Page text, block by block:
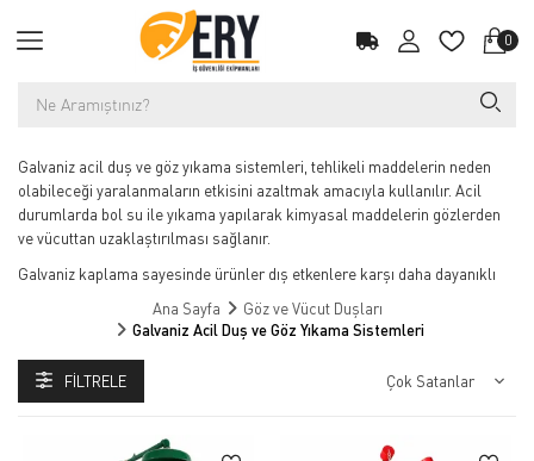
0
Galvaniz acil duş ve göz yıkama sistemleri, tehlikeli maddelerin neden
olabileceği yaralanmaların etkisini azaltmak amacıyla kullanılır. Acil
durumlarda bol su ile yıkama yapılarak kimyasal maddelerin gözlerden
ve vücuttan uzaklaştırılması sağlanır.
Galvaniz kaplama sayesinde ürünler dış etkenlere karşı daha dayanıklı
hale gelir. Özellikle kapalı alanlarda ve endüstriyel tesislerde ekonomik
ve uzun ömürlü bir çözüm olarak tercih edilmektedir.
Ana Sayfa
Göz ve Vücut Duşları
Galvaniz Acil Duş ve Göz Yıkama Sistemleri
FILTRELE